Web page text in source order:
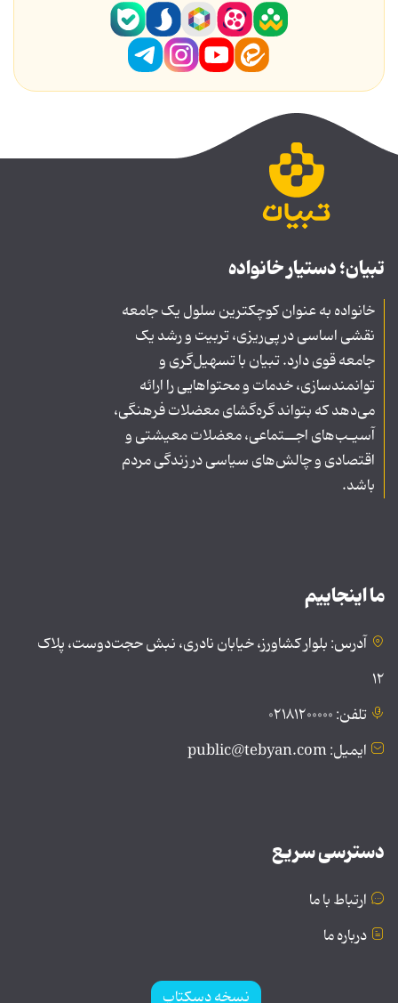
تبیان؛ دستیار خانواده
خانواده به عنوان کوچکترین سلول یک جامعه
نقشی اساسی در پی‌ریزی، تربیت و رشد یک
جامعه قوی دارد. تبیان با تسهیل‌گری و
توانمندسازی، خدمات و محتواهایی را ارائه
می‌دهد که بتواند گره‌گشای معضلات فرهنگی،
آسیـب‌های اجــتماعی، معضلات معیشتی و
اقتصادی و چالش‌های سیاسی در زندگی مردم
باشد.
ما اینجاییم
آدرس: بلوار کشاورز، خیابان نادری، نبش حجت‌دوست، پلاک
۱۲
تلفن: ۰۲۱۸۱۲۰۰۰۰۰
ایمیل: public@tebyan.com
دسترسی سریع
ارتباط با ما
درباره ما
نسخه دسکتاپ